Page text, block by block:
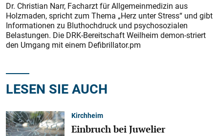
Dr. Christian Narr, Facharzt für Allgemeinmedizin aus
Holzmaden, spricht zum Thema „Herz unter Stress“ und gibt
Informationen zu Bluthochdruck und psychosozialen
Belastungen. Die DRK-Bereitschaft Weilheim demon-striert
den Umgang mit einem Defibrillator.pm
LESEN SIE AUCH
Kirchheim
Einbruch bei Juwelier